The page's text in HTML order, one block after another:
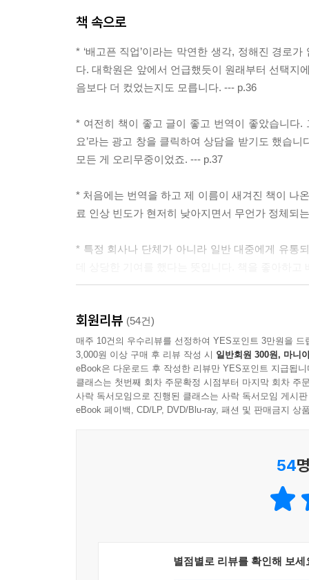
책 속으로
* ‘배고픈 직업’이라는 막연한 생각, 정해진 경로
다. 대학원은 앞에서 언급했듯이 원래부터 선택지
음보다 더 컸었는지도 모릅니다. --- p.36
* 여전히 책이 좋고 글이 좋고 번역이 좋았습니다.
요’라는 광고 창을 클릭하여 상담을 받기도 했습
모든 게 오리무중이었죠. --- p.37
* 처음에는 번역을 하고 제 이름이 새겨진 책이 나
료 인상 빈도가 현저히 낮아지면서 무언가 정체되
* 특정 회사나 단체가 아니라 일반 대중에게 유통
게 되어 신뢰도가 하락하기 때문입니다. 프리랜서
* 10년이 지난 지금도 저는 번역이 재미있습니다.
를 검색해야 할 때면 머리를 쥐어뜯고 싶은 심정
* 일본어를 참 좋아하고 주위 사람들에게 일본어
기 때문이다. 흔히들 프리랜서로 먹고살려면 회
* 금전적으로나 시간적으로나 출판 번역가라는
회원리뷰 (54건)
매주 10건의 우수리뷰를 선정하여 YES포인트 3만원을 드
3,000원 이상 구매 후 리뷰 작성 시 일반회원 300원, 마니
eBook은 다운로드 후 작성한 리뷰만 YES포인트 지급됩니
클래스는 첫번째 회차 주문확정 시점부터 마지막 회차 주
사락 독서모임으로 진행된 클래스는 사락 독서모임 게시
eBook 페이백, CD/LP, DVD/Blu-ray, 패션 및 판매금지 상
54
별점별로 리뷰를 확인해 보세